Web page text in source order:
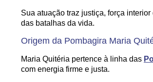
Sua atuação traz justiça, força
das batalhas da vida.
Origem da Pombagira Maria
Maria Quitéria pertence à linha das
com energia firme e justa.